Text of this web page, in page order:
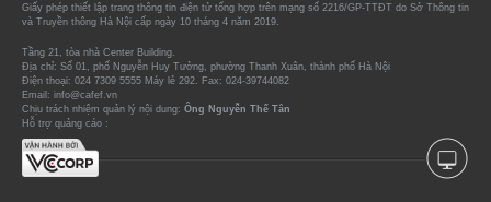
Giấy phép thiết lập trang thông tin điện tử tổng hợp trên mạng số 2216/GP-TTĐT do Sở Thông tin
và Truyền thông Hà Nội cấp ngày 10 tháng 4 năm 2019.
Tầng 21, tòa nhà Center Building.
Địa chỉ: Số 01, phố Nguyễn Huy Tưởng, phường Thanh Xuân, thành phố Hà Nội
Điện thoại: 024 7309 5555 Máy lẻ 292. Fax: 024-39744082
Email: info@cafef.vn
Chịu trách nhiệm quản lý nội dung: Ông Nguyễn Thế Tân
Hỗ trợ quảng cáo :